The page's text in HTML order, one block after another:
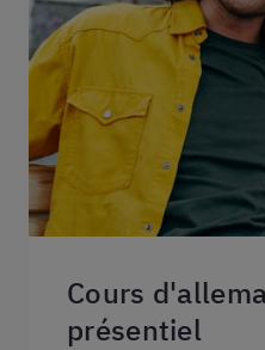
Cours
présentiel